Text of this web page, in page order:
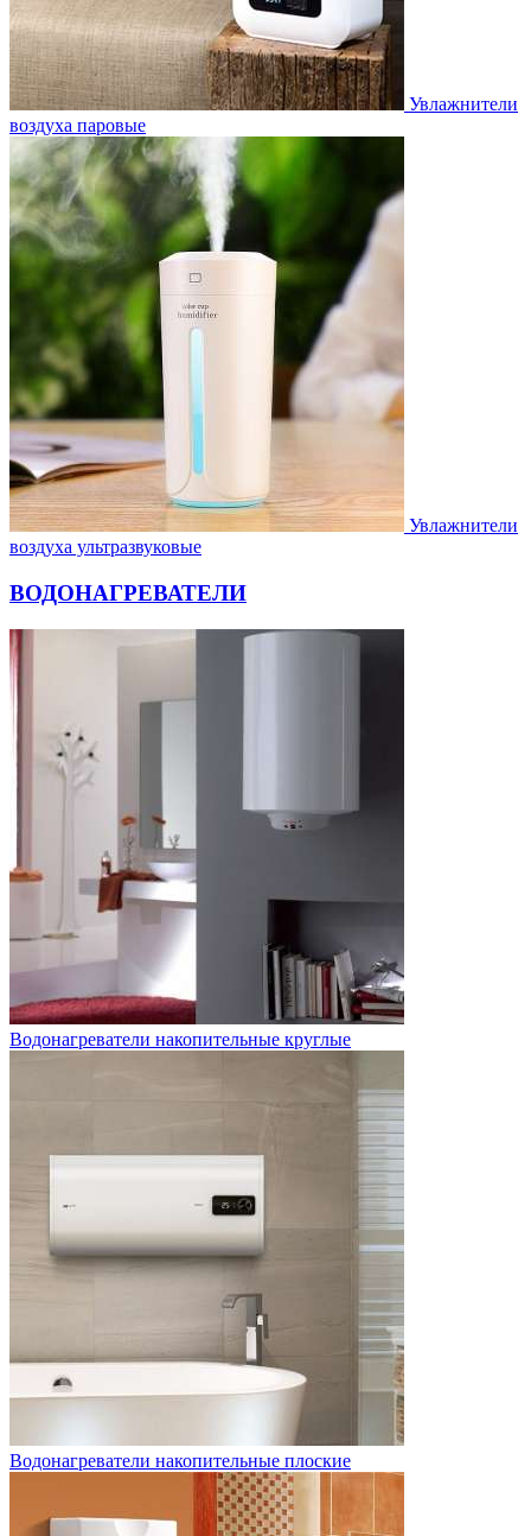
Увлажнители
воздуха паровые
Увлажнители
воздуха ультразвуковые
ВОДОНАГРЕВАТЕЛИ
Водонагреватели накопительные круглые
Водонагреватели накопительные плоские